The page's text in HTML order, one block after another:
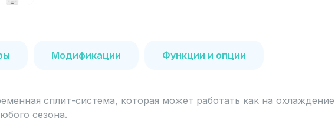
Модификации Функции и опции
сплит-система, которая может работать как на
сезона.